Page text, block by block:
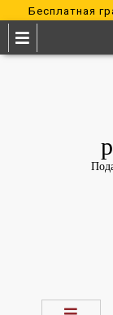
Бесплатная